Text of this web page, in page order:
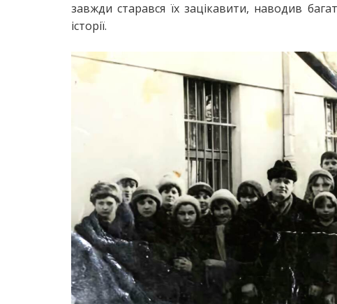
завжди старався їх зацікавити, наводив
історії.